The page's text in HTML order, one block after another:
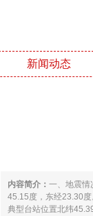
新闻动态
内容简介： 一、地震情
45.15度，东经23.30
典型台站位置北纬